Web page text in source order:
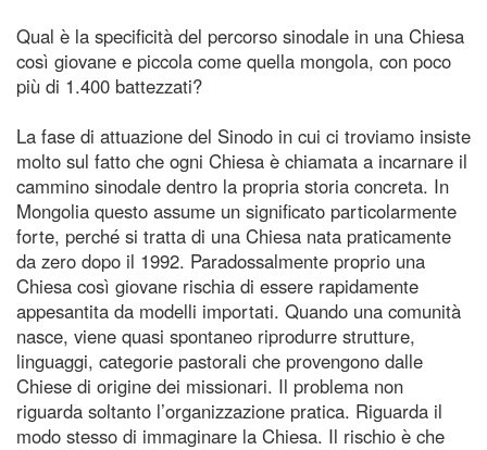
Qual è la specificità del percorso sinodale in una Chiesa
così giovane e piccola come quella mongola, con poco
più di 1.400 battezzati?
La fase di attuazione del Sinodo in cui ci troviamo insiste
molto sul fatto che ogni Chiesa è chiamata a incarnare il
cammino sinodale dentro la propria storia concreta. In
Mongolia questo assume un significato particolarmente
forte, perché si tratta di una Chiesa nata praticamente
da zero dopo il 1992. Paradossalmente proprio una
Chiesa così giovane rischia di essere rapidamente
appesantita da modelli importati. Quando una comunità
nasce, viene quasi spontaneo riprodurre strutture,
linguaggi, categorie pastorali che provengono dalle
Chiese di origine dei missionari. Il problema non
riguarda soltanto l’organizzazione pratica. Riguarda il
modo stesso di immaginare la Chiesa. Il rischio è che